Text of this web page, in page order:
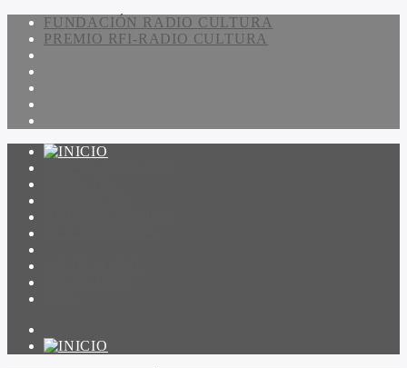
FUNDACIÓN RADIO CULTURA
PREMIO RFI-RADIO CULTURA